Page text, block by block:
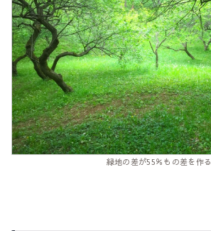
緑地の差が55％もの差を作る